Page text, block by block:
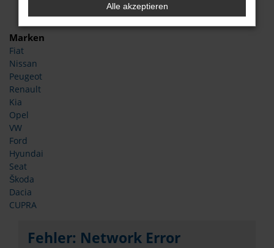
Marken
Fiat
Nissan
Peugeot
Renault
Kia
Opel
VW
Ford
Hyundai
Seat
Škoda
Dacia
CUPRA
Fehler: Network Error
Alle akzeptieren